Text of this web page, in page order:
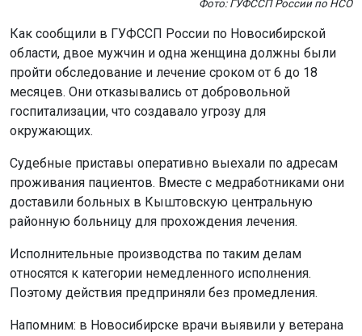
Фото: ГУФССП России по НСО
Как сообщили в ГУФССП России по Новосибирской
области, двое мужчин и одна женщина должны были
пройти обследование и лечение сроком от 6 до 18
месяцев. Они отказывались от добровольной
госпитализации, что создавало угрозу для
окружающих.
Судебные приставы оперативно выехали по адресам
проживания пациентов. Вместе с медработниками они
доставили больных в Кыштовскую центральную
районную больницу для прохождения лечения.
Исполнительные производства по таким делам
относятся к категории немедленного исполнения.
Поэтому действия предприняли без промедления.
Напомним: в Новосибирске врачи выявили у ветерана